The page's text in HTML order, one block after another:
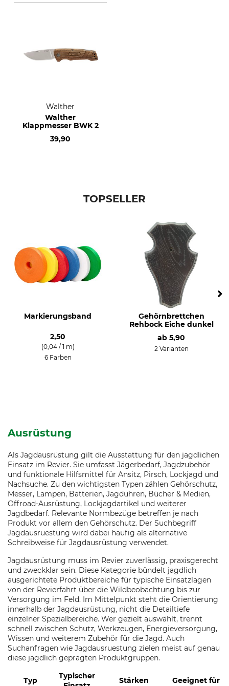
Walther
Walther
Klappmesser BWK 2
39,90
TOPSELLER
Markierungsband
2,50
(0,04 / 1 m)
6 Farben
Gehörnbrettchen
Rehbock Eiche dunkel
ab 5,90
2 Varianten
Ausrüstung
Als Jagdausrüstung gilt die Ausstattung für den jagdlichen
Einsatz im Revier. Sie umfasst Jägerbedarf, Jagdzubehör
und funktionale Hilfsmittel für Ansitz, Pirsch, Lockjagd und
Nachsuche. Zu den wichtigsten Typen zählen Gehörschutz,
Messer, Lampen, Batterien, Jagduhren, Bücher & Medien,
Offroad-Ausrüstung, Lockjagdartikel und weiterer
Jagdbedarf. Relevante Normbezüge betreffen je nach
Produkt vor allem den Gehörschutz. Der Suchbegriff
Jagdausruestung wird dabei häufig als alternative
Schreibweise für Jagdausrüstung verwendet.
Jagdausrüstung muss im Revier zuverlässig, praxisgerecht
und zweckklar sein. Diese Kategorie bündelt jagdlich
ausgerichtete Produktbereiche für typische Einsatzlagen
von der Revierfahrt über die Wildbeobachtung bis zur
Versorgung im Feld. Im Mittelpunkt steht die Orientierung
innerhalb der Jagdausrüstung, nicht die Detailtiefe
einzelner Spezialbereiche. Wer gezielt auswählt, trennt
schnell zwischen Schutz, Werkzeugen, Energieversorgung,
Wissen und weiterem Zubehör für die Jagd. Auch
Suchanfragen wie Jagdausruestung zielen meist auf genau
diese jagdlich geprägten Produktgruppen.
Typ
Typischer
Stärken Geeignet für